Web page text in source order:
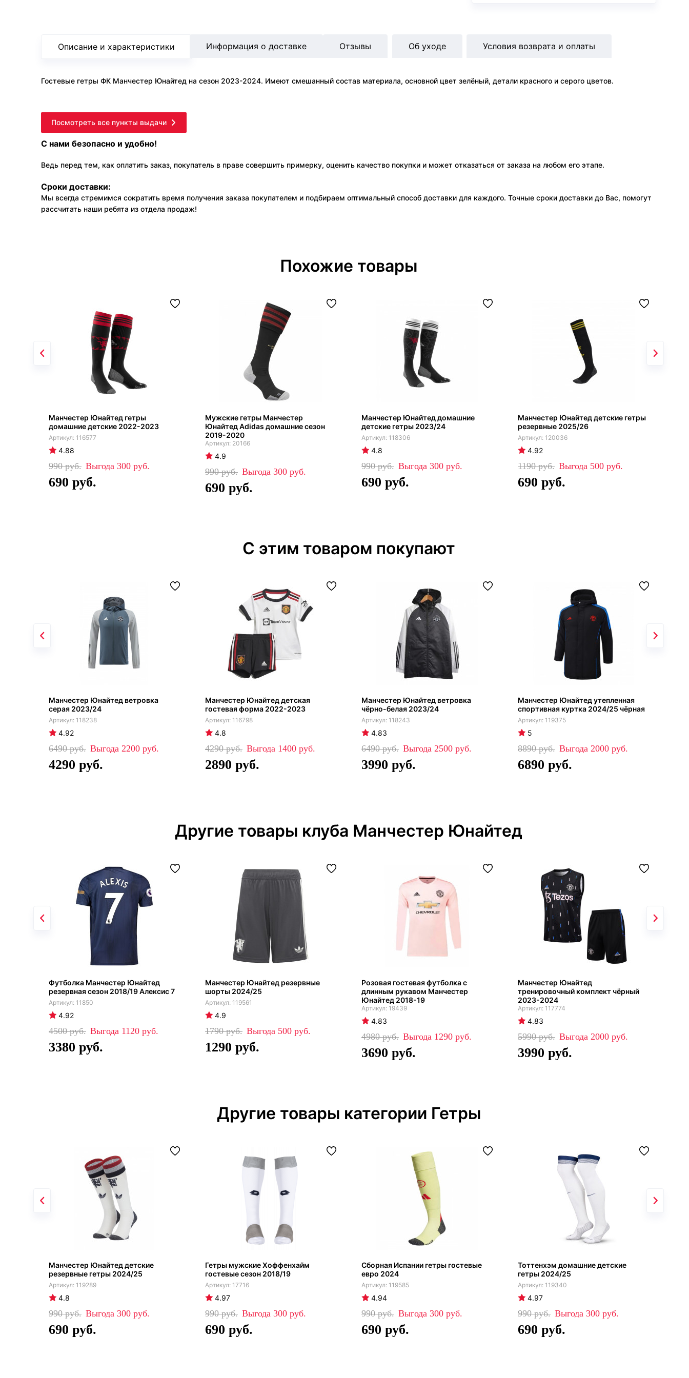
Описание и характеристики
Гостевые гетры ФК Манчестер Юнайтед на сезон 2023-2024. Имеют смешанный состав материала, основной цвет зелёный, детали красного и серого цветов.
Информация о доставке Отзывы Об уходе Условия возврата и оплаты
Посмотреть все пункты выдачи
С нами безопасно и удобно!
Ведь перед тем, как оплатить заказ, покупатель в праве совершить примерку, оценить качество покупки и может отказаться от заказа на любом его этапе.
Сроки доставки:
Мы всегда стремимся сократить время получения заказа покупателем и подбираем оптимальный способ доставки для каждого. Точные сроки доставки до Вас, помогут
рассчитать наши ребята из отдела продаж!
Похожие товары
Манчестер Юнайтед гетры
домашние детские 2022-2023
116577
4.88
990 300
690
Мужские гетры Манчестер
Юнайтед Adidas домашние сезон
2019-2020
20166
4.9
990 300
690
Манчестер Юнайтед домашние
детские гетры 2023/24
118306
4.8
990 300
690
Манчестер Юнайтед детские гетры
резервные 2025/26
120036
4.92
1190 500
690
С этим товаром покупают
Манчестер Юнайтед ветровка
серая 2023/24
118238
4.92
6490 2200
4290
Манчестер Юнайтед детская
гостевая форма 2022-2023
116798
4.8
4290 1400
2890
Манчестер Юнайтед ветровка
чёрно-белая 2023/24
118243
4.83
6490 2500
3990
Манчестер Юнайтед утепленная
спортивная куртка 2024/25 чёрная
119375
5
8890 2000
6890
Другие товары клуба Манчестер Юнайтед
Футболка Манчестер Юнайтед
резервная сезон 2018/19 Алексис 7
11850
4.92
4500 1120
3380
Манчестер Юнайтед резервные
шорты 2024/25
119561
4.9
1790 500
1290
Розовая гостевая футболка с
длинным рукавом Манчестер
Юнайтед 2018-19
19439
4.83
4980 1290
3690
Манчестер Юнайтед
тренировочный комплект чёрный
2023-2024
117774
4.83
5990 2000
3990
Другие товары категории Гетры
Манчестер Юнайтед детские
резервные гетры 2024/25
119289
4.8
990 300
690
Гетры мужские Хоффенхайм
гостевые сезон 2018/19
17716
4.97
990 300
690
Сборная Испании гетры гостевые
евро 2024
119585
4.94
990 300
690
Тоттенхэм домашние детские
гетры 2024/25
119340
4.97
990 300
690